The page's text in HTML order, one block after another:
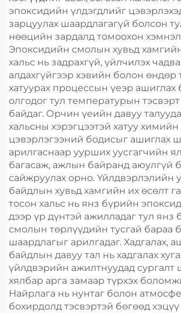
эпоксидийн үлдэгдлийг
зарцуулах шаардлагагүй болсон
нөөцийн зардалд томоохон
Эпоксидийн смолын хувьд
хальс нь задрахгүй, үйлчилэх
алдахгүйгээр хэвийн болон өндөр
хатуурах процессын үеэр
олгодог тул температурын
байдаг. Орчин үеийн давуу
хальсны хэрэгцээтэй хатуу химийн
цэвэрлэгээний бодисыг ашиглах
арилгаснаар уурших уусгагчийн
багасаж, ажлын байранд аюулгүй
сайжруулах орно. Үйлдвэрлэлийн
байдлын хувьд хамгийн их өсөлт
тосон хальс нь янз бүрийн
дээр үр дүнтэй ажилладаг тул янз
смолын төрлүүдийн тусгай бараа
шаардлагыг арилгадаг. Хадгалах,
байдлын давуу тал нь хадгалах
үйлдвэрийн ажилтнуудад сургалт
хялбар арга замаар түрхэх
Найрлага нь нунтаг болон
бохирдолд тэсвэртэй бөгөөд хэцүү